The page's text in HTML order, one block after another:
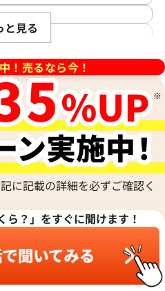
字盤
参考買取価格
5,680,000
※2025年2月9日時点の参考買
ロレックス デイデイト
と見る
！売るなら今！
に記載の詳細を必ずご確認く
ら？」をすぐに聞けます！